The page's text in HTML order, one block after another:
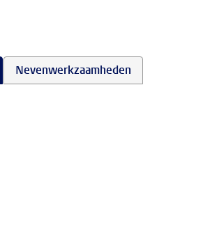
Nevenwerkzaamheden